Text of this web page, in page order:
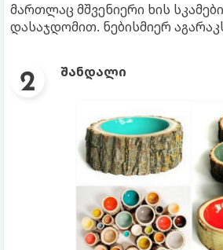
მართლაც მშვენიერი ხის
დასაჯდომით. ნებისმიერ
შანდალი